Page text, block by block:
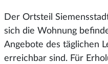
Der Ortsteil
sich die Wohnung
Angebote des täglichen
erreichbar sind. Für